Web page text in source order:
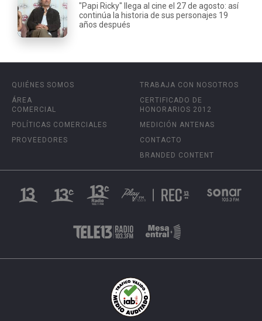
"Papi Ricky" llega al cine el 27 de agosto: así
continúa la historia de sus personajes 19
años después
QUIÉNES SOMOS
ÁREA
COMERCIAL
POLÍTICAS COMERCIALES
PROVEEDORES
TRABAJA CON NOSOTROS
CERTIFICADO DE
HONORARIOS 2012
MEDICIÓN ANTENAS
CONTACTO
BRANDED CONTENT